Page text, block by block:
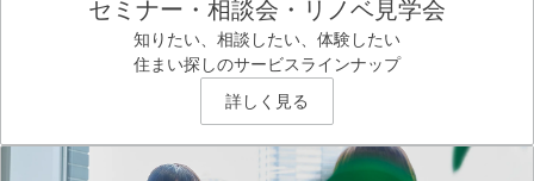
セミナー・相談会・リノベ見学会
知りたい、相談したい、体験したい
住まい探しのサービスラインナップ
詳しく見る